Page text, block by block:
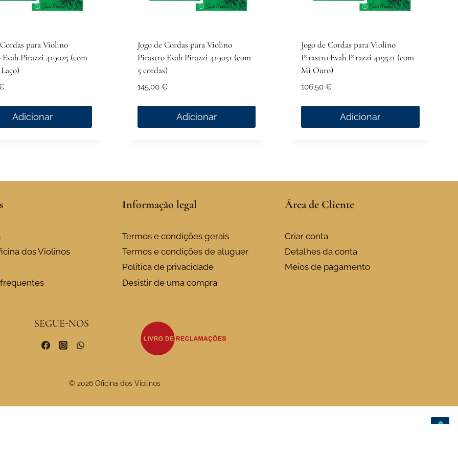
Cordas para Violino
Pirazzi 419025 (com
Adicionar
Jogo de Cordas para Violino
Pirastro Evah Pirazzi 419051 (com
5 cordas)
145,00 €
Adicionar
Jogo de Cordas para Violino
Pirastro Evah Pirazzi 419521 (com
Mi Ouro)
106,50 €
Adicionar
dos Violinos
Informação legal
Termos e condições gerais
Termos e condições de aluguer
Política de privacidade
Desistir de uma compra
Área de Cliente
Criar conta
Detalhes da conta
Meios de pagamento
SEGUE-NOS
© 2026 Oficina dos Violinos